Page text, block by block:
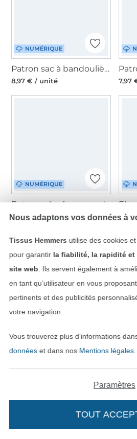
NUMÉRIQUE
Patron sac à bandoulière pdf Fjella Unikati, en allemand
8,97 € / unité 7,97
NUMÉRIQUE
Patron robe femme pdf Janice My Image S1289, en français
6,00 € / unité 4,02
Ebook patron sac banane Sling Bag Junis Sew Simple, en allemand
4,02 € / unité
Nous adaptons vos données à
Tissus Hemmers utilise des cookies
pour garantir la fiabilité, la rapidité
site web . Ils servent également à
en tant qu’utilisateur en vous
pertinents et des publicités
votre navigation.
Vous trouverez plus d’informations
donnéeset dans nos Mentions légales.
Paramètres
TOUT